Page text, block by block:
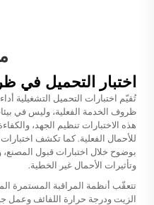
اختبار التحميل في
تُقيّم اختبارات التحميل التشغيلية
ظروف الخدمة الفعلية، وليس في
هذه الاختبارات تنظيم الجهد،
للأحمال الفعلية. كما تكشف
بوضوح خلال اختبارات قبول المصنع،
وتأثيرات الأحمال غير الخطية.
تتعقّب أنظمة المراقبة المستمرة